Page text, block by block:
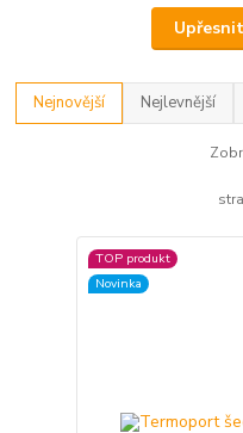
Nejnovější Nejlevnější
TOP produkt
Novinka